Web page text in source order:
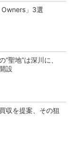
」3選
聖地”は深川に、
設
収を提案、その狙